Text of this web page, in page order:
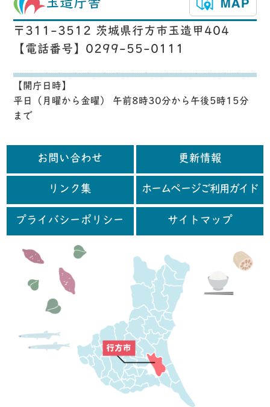
玉造庁舎
〒311-3512 茨城県行方市玉造甲404
【電話番号】0299-55-0111
【開庁日時】
平日（月曜から金曜） 午前8時30分から午後5時15分
まで
お問い合わせ 更新情報
リンク集 ホームページご利用ガイド
プライバシーポリシー サイトマップ